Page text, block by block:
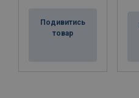
Подивитись
товар